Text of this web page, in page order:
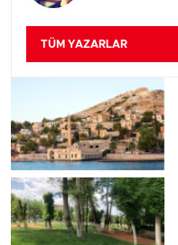
TÜM YAZARLAR